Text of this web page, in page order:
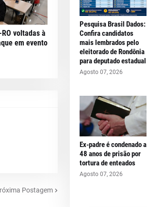
voltadas à
em evento
Postagem
Pesquisa Brasil Dados:
Confira candidatos
mais lembrados pelo
eleitorado de Rondônia
para deputado estadual
Agosto 07, 2026
Ex-padre é condenado a
48 anos de prisão por
tortura de enteados
Agosto 07, 2026